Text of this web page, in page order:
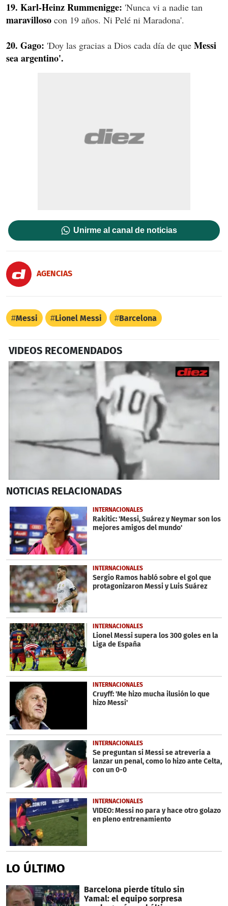
19. Karl-Heinz Rummenigge: 'Nunca vi a nadie tan
maravilloso con 19 años. Ni Pelé ni Maradona'.
20. Gago: 'Doy las gracias a Dios cada día de que Messi
sea argentino'.
Unirme al canal de noticias
AGENCIAS
Messi Lionel Messi Barcelona
VIDEOS RECOMENDADOS
seconds
6
minutes,
3
seconds
NOTICIAS RELACIONADAS
INTERNACIONALES
Rakitic: 'Messi, Suárez y Neymar son los
mejores amigos del mundo'
INTERNACIONALES
Sergio Ramos habló sobre el gol que
protagonizaron Messi y Luis Suárez
INTERNACIONALES
Lionel Messi supera los 300 goles en la
Liga de España
INTERNACIONALES
Cruyff: 'Me hizo mucha ilusión lo que
hizo Messi'
INTERNACIONALES
Se preguntan si Messi se atrevería a
lanzar un penal, como lo hizo ante Celta,
con un 0-0
INTERNACIONALES
VIDEO: Messi no para y hace otro golazo
en pleno entrenamiento
LO ÚLTIMO
Barcelona pierde título sin
Yamal: el equipo sorpresa